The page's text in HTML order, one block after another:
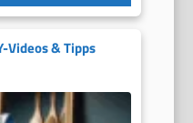
Videos & Tipps